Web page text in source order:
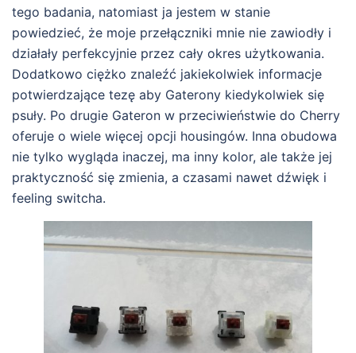
tego badania, natomiast ja jestem w stanie
powiedzieć, że moje przełączniki mnie nie zawiodły i
działały perfekcyjnie przez cały okres użytkowania.
Dodatkowo ciężko znaleźć jakiekolwiek informacje
potwierdzające tezę aby Gaterony kiedykolwiek się
psuły. Po drugie Gateron w przeciwieństwie do Cherry
oferuje o wiele więcej opcji housingów. Inna obudowa
nie tylko wygląda inaczej, ma inny kolor, ale także jej
praktyczność się zmienia, a czasami nawet dźwięk i
feeling switcha.